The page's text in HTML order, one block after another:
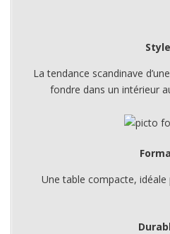
Style
La tendance scandinave
fondre dans un intérieur
Une table compacte,